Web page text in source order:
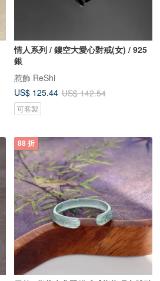
情人系列 / 鏤空大愛心對戒(女) / 925
銀
惹飾 ReShi
US$ 125.44 US$ 142.54
可客製
88 折